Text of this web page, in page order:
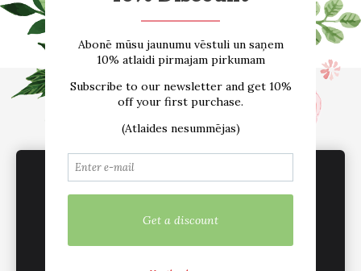
E-VEIKALS
Par mums
Atsauksmes
Blogs
Izmēru tabula
Kontakti
Piegāde
Noteikumi
Customize